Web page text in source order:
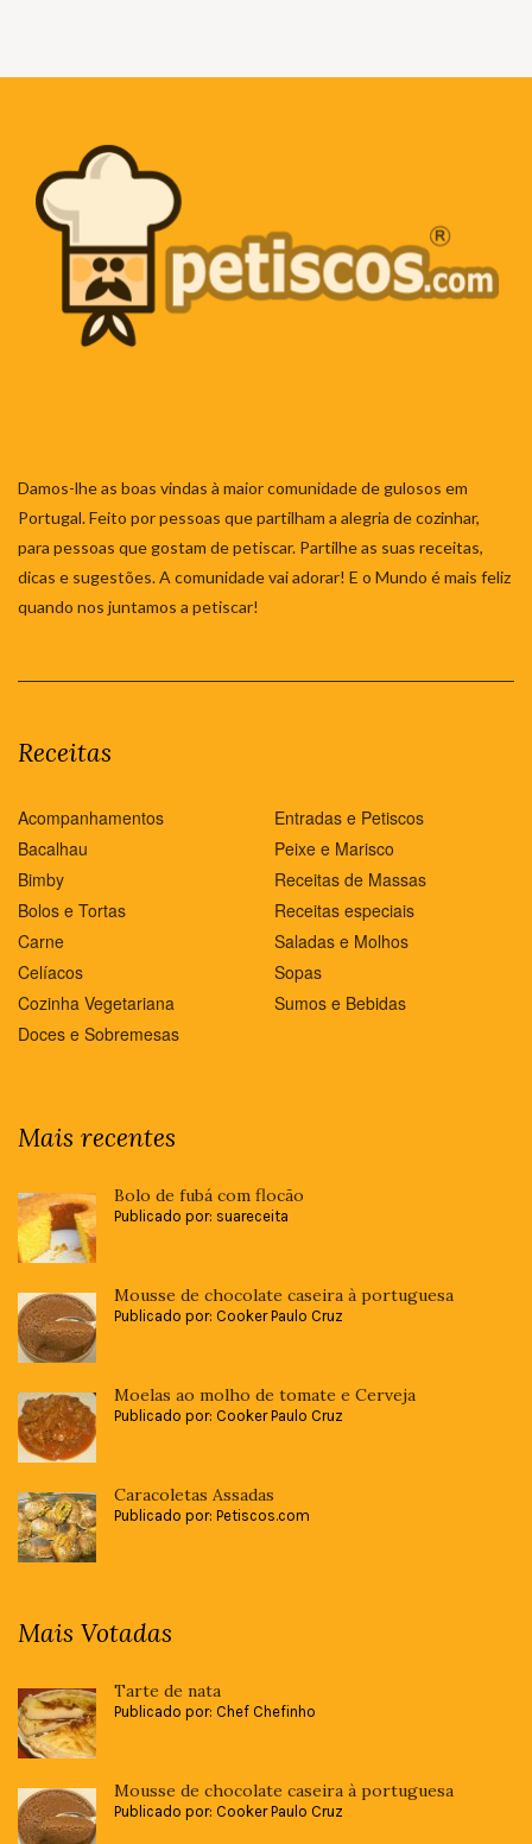
Damos-lhe as boas vindas à maior comunidade de gulosos em
Portugal. Feito por pessoas que partilham a alegria de cozinhar,
para pessoas que gostam de petiscar. Partilhe as suas receitas,
dicas e sugestões. A comunidade vai adorar! E o Mundo é mais feliz
quando nos juntamos a petiscar!
Receitas
Acompanhamentos
Bacalhau
Bimby
Bolos e Tortas
Carne
Celíacos
Cozinha Vegetariana
Doces e Sobremesas
Entradas e Petiscos
Peixe e Marisco
Receitas de Massas
Receitas especiais
Saladas e Molhos
Sopas
Sumos e Bebidas
Mais recentes
Bolo de fubá com flocão
Publicado por: suareceita
Mousse de chocolate caseira à portuguesa
Publicado por: Cooker Paulo Cruz
Moelas ao molho de tomate e Cerveja
Publicado por: Cooker Paulo Cruz
Caracoletas Assadas
Publicado por: Petiscos.com
Mais Votadas
Tarte de nata
Publicado por: Chef Chefinho
Mousse de chocolate caseira à portuguesa
Publicado por: Cooker Paulo Cruz